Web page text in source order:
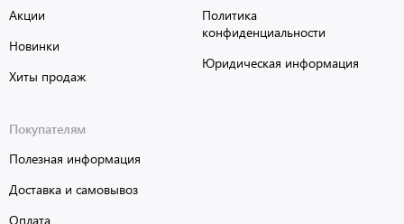
Акции
Новинки
Хиты продаж
Политика
конфиденциальности
Юридическая информация
Покупателям
Полезная информация
Доставка и самовывоз
Оплата